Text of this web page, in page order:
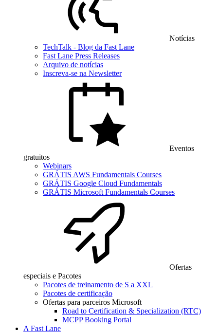
Notícias
TechTalk - Blog da Fast Lane
Fast Lane Press Releases
Arquivo de notícias
Inscreva-se na Newsletter
Eventos
gratuitos
Webinars
GRÁTIS AWS Fundamentals Courses
GRÁTIS Google Cloud Fundamentals
GRÁTIS Microsoft Fundamentals Courses
Ofertas
especiais e Pacotes
Pacotes de treinamento de S a XXL
Pacotes de certificação
Ofertas para parceiros Microsoft
Road to Certification & Specialization (RTC)
MCPP Booking Portal
A Fast Lane